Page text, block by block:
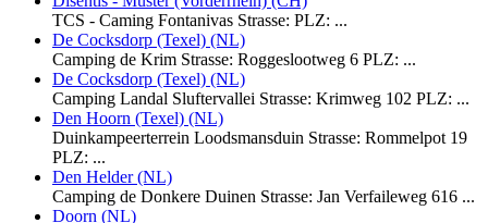
TCS - Caming Fontanivas Strasse: PLZ: ...
De Cocksdorp (Texel) (NL)
Camping de Krim Strasse: Roggeslootweg 6 PLZ: ...
De Cocksdorp (Texel) (NL)
Camping Landal Sluftervallei Strasse: Krimweg 102 PLZ: ...
Den Hoorn (Texel) (NL)
Duinkampeerterrein Loodsmansduin Strasse: Rommelpot 19
PLZ: ...
Den Helder (NL)
Camping de Donkere Duinen Strasse: Jan Verfaileweg 616 ...
Doorn (NL)